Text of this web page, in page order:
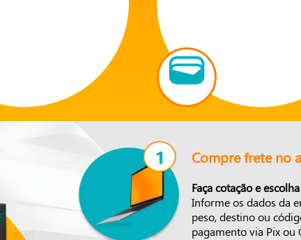
Compre frete no
Faça cotação e
Informe os dados da
peso, destino ou
pagamento via Pix ou